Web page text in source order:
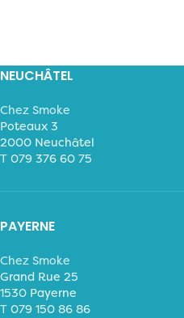
NEUCHÂTEL
Chez Smoke
Poteaux 3
2000 Neuchâtel
T 079 376 60 75
PAYERNE
Chez Smoke
Grand Rue 25
1530 Payerne
T 079 150 86 86